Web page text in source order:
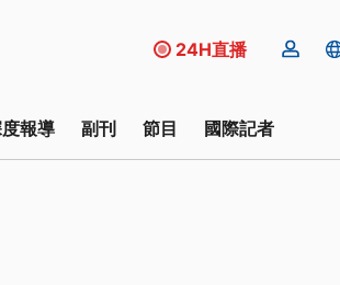
24H直播
報導 副刊 節目 國際記者